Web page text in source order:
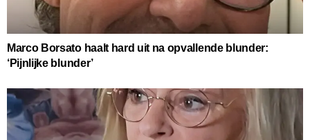
Marco Borsato haalt hard uit na opvallende blunder:
‘Pijnlijke blunder’